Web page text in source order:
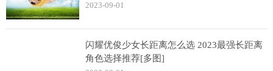
2023-09-01
闪耀优俊少女长距离怎么选 2023最强长距离
角色选择推荐[多图]